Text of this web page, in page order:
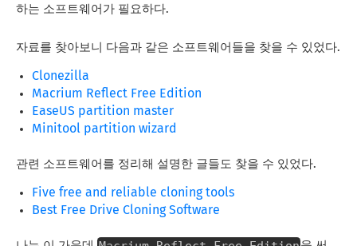
하는 소프트웨어가 필요하다.
자료를 찾아보니 다음과 같은 소프트웨어들을 찾을 수 있었다.
Clonezilla
Macrium Reflect Free Edition
EaseUS partition master
Minitool partition wizard
관련 소프트웨어를 정리해 설명한 글들도 찾을 수 있었다.
Five free and reliable cloning tools
Best Free Drive Cloning Software